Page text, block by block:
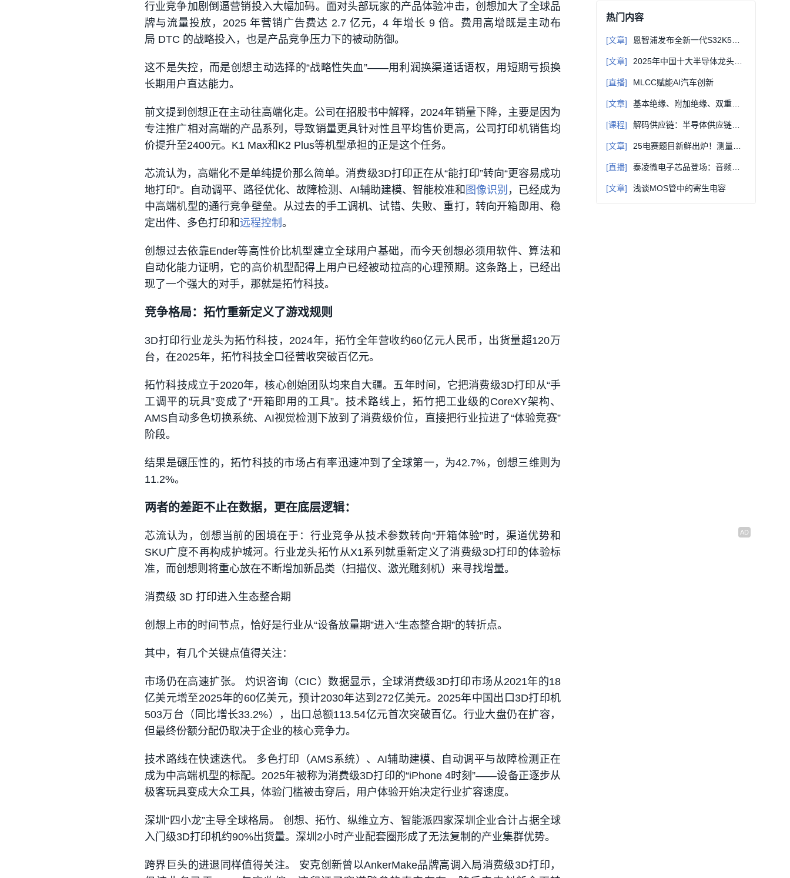
行业竞争加剧倒逼营销投入大幅加码。面对头部玩家的产品体验冲击，创想加大了全球品
牌与流量投放，2025 年营销广告费达 2.7 亿元，4 年增长 9 倍。费用高增既是主动布
局 DTC 的战略投入，也是产品竞争压力下的被动防御。
这不是失控，而是创想主动选择的“战略性失血”——用利润换渠道话语权，用短期亏损换
长期用户直达能力。
前文提到创想正在主动往高端化走。公司在招股书中解释，2024年销量下降，主要是因为
专注推广相对高端的产品系列，导致销量更具针对性且平均售价更高，公司打印机销售均
价提升至2400元。K1 Max和K2 Plus等机型承担的正是这个任务。
芯流认为，高端化不是单纯提价那么简单。消费级3D打印正在从“能打印”转向“更容易成功
地打印”。自动调平、路径优化、故障检测、AI辅助建模、智能校准和 图像识别 ，已经成为
中高端机型的通行竞争壁垒。从过去的手工调机、试错、失败、重打，转向开箱即用、稳
定出件、多色打印和远程控制 。
创想过去依靠Ender等高性价比机型建立全球用户基础，而今天创想必须用软件、算法和
自动化能力证明，它的高价机型配得上用户已经被动拉高的心理预期。这条路上，已经出
现了一个强大的对手，那就是拓竹科技。
竞争格局：拓竹重新定义了游戏规则
3D打印行业龙头为拓竹科技，2024年，拓竹全年营收约60亿元人民币，出货量超120万
台，在2025年，拓竹科技全口径营收突破百亿元。
拓竹科技成立于2020年，核心创始团队均来自大疆。五年时间，它把消费级3D打印从“手
工调平的玩具”变成了“开箱即用的工具”。技术路线上，拓竹把工业级的CoreXY架构、
AMS自动多色切换系统、AI视觉检测下放到了消费级价位，直接把行业拉进了“体验竞赛”
阶段。
结果是碾压性的，拓竹科技的市场占有率迅速冲到了全球第一，为42.7%，创想三维则为
11.2%。
两者的差距不止在数据，更在底层逻辑：
芯流认为，创想当前的困境在于：行业竞争从技术参数转向“开箱体验”时，渠道优势和
SKU广度不再构成护城河。行业龙头拓竹从X1系列就重新定义了消费级3D打印的体验标
准，而创想则将重心放在不断增加新品类（扫描仪、激光雕刻机）来寻找增量。
消费级 3D 打印进入生态整合期
创想上市的时间节点，恰好是行业从“设备放量期”进入“生态整合期”的转折点。
其中，有几个关键点值得关注：
市场仍在高速扩张。 灼识咨询（CIC）数据显示，全球消费级3D打印市场从2021年的18
亿美元增至2025年的60亿美元，预计2030年达到272亿美元。2025年中国出口3D打印机
503万台（同比增长33.2%），出口总额113.54亿元首次突破百亿。行业大盘仍在扩容，
但最终份额分配仍取决于企业的核心竞争力。
技术路线在快速迭代。 多色打印（AMS系统）、AI辅助建模、自动调平与故障检测正在
成为中高端机型的标配。2025年被称为消费级3D打印的“iPhone 4时刻”——设备正逐步从
极客玩具变成大众工具，体验门槛被击穿后，用户体验开始决定行业扩容速度。
深圳“四小龙”主导全球格局。 创想、拓竹、纵维立方、智能派四家深圳企业合计占据全球
入门级3D打印机约90%出货量。深圳2小时产业配套圈形成了无法复制的产业集群优势。
跨界巨头的进退同样值得关注。 安克创新曾以AnkerMake品牌高调入局消费级3D打印，
热门内容
[文章] 恩智浦发布全新一代S32K5微控制器系列，推进SDV区域控制架构发展，扩展CoreRide平台
[文章] 2025年中国十大半导体龙头企业
[直播] MLCC赋能AI汽车创新
[文章] 基本绝缘、附加绝缘、双重绝缘、加强绝缘，这些概念要弄清楚！
[课程] 解码供应链：半导体供应链管理与APS应用案例系列课程
[文章] 25电赛题目新鲜出炉！测量题对工程数学要求太严格了！
[直播] 泰凌微电子芯品登场：音频技术的 “速度与音质” 革命
[文章] 浅谈MOS管中的寄生电容